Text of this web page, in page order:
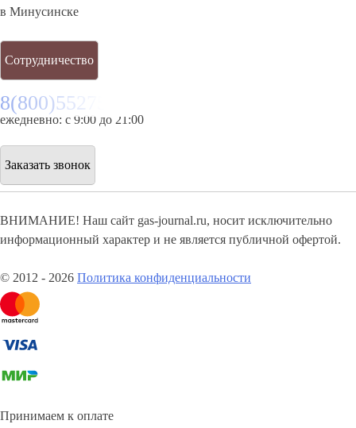
в Минусинске
Сотрудничество
8(800)5527584
ежедневно: с 9:00 до 21:00
Заказать звонок
ВНИМАНИЕ! Наш сайт gas-journal.ru, носит исключительно
информационный характер и не является публичной офертой.
© 2012 - 2026 Политика конфиденциальности
Принимаем к оплате